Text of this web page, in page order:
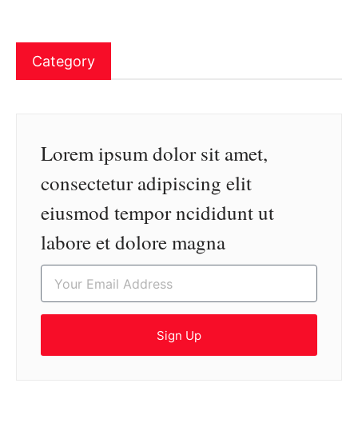
Category
Lorem ipsum dolor sit amet,
consectetur adipiscing elit
eiusmod tempor ncididunt ut
labore et dolore magna
Sign Up